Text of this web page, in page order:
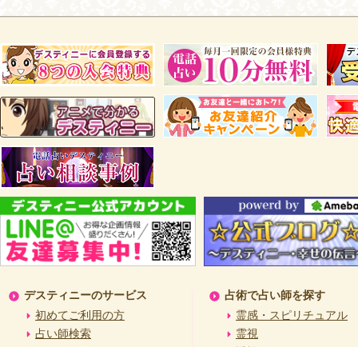
デスティニーのサービス
初めてご利用の方
占い師検索
占術で占い師を探す
霊感・スピリチュアル
霊視